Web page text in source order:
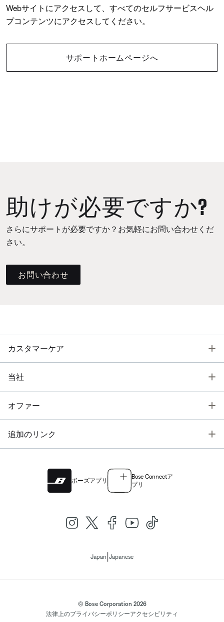
Webサイトにアクセスして、すべてのセルフサービスヘル
プコンテンツにアクセスしてください。
サポートホームページへ
助けが必要ですか?
さらにサポートが必要ですか？お気軽にお問い合わせくだ
さい。
お問い合わせ
カスタマーケア
当社
オファー
追加のリンク
ボーズアプリ
Bose Connectア
プリ
Japan Japanese
© Bose Corporation 2026
法律上のプライバシーポリシーアクセシビリティ